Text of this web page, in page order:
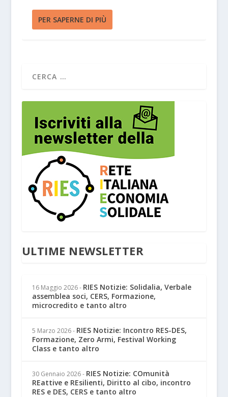
PER SAPERNE DI PIÙ
ULTIME NEWSLETTER
16 Maggio 2026 - RIES Notizie: Solidalia, Verbale
assemblea soci, CERS, Formazione,
microcredito e tanto altro
5 Marzo 2026 - RIES Notizie: Incontro RES-DES,
Formazione, Zero Armi, Festival Working
Class e tanto altro
30 Gennaio 2026 - RIES Notizie: COmunità
REattive e REsilienti, Diritto al cibo, incontro
RES e DES, CERS e tanto altro